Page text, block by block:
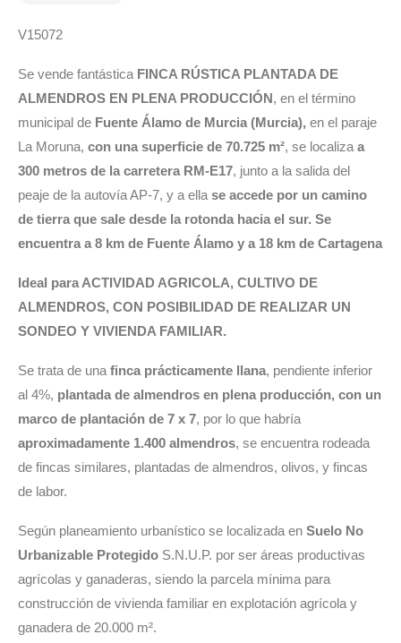
V15072
Se vende fantástica FINCA RÚSTICA PLANTADA DE
ALMENDROS EN PLENA PRODUCCIÓN, en el término
municipal de Fuente Álamo de Murcia (Murcia), en el paraje
La Moruna, con una superficie de 70.725 m², se localiza a
300 metros de la carretera RM-E17, junto a la salida del
peaje de la autovía AP-7, y a ella se accede por un camino
de tierra que sale desde la rotonda hacia el sur. Se
encuentra a 8 km de Fuente Álamo y a 18 km de Cartagena
Ideal para ACTIVIDAD AGRICOLA, CULTIVO DE
ALMENDROS, CON POSIBILIDAD DE REALIZAR UN
SONDEO Y VIVIENDA FAMILIAR.
Se trata de una finca prácticamente llana, pendiente inferior
al 4%, plantada de almendros en plena producción, con un
marco de plantación de 7 x 7, por lo que habría
aproximadamente 1.400 almendros, se encuentra rodeada
de fincas similares, plantadas de almendros, olivos, y fincas
de labor.
Según planeamiento urbanístico se localizada en Suelo No
Urbanizable Protegido S.N.U.P. por ser áreas productivas
agrícolas y ganaderas, siendo la parcela mínima para
construcción de vivienda familiar en explotación agrícola y
ganadera de 20.000 m².